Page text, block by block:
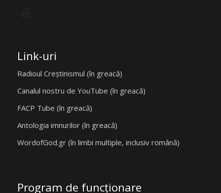
Link-uri
Radioul Creștinismul (în greacă)
Canalul nostru de YouTube (în greacă)
FACP Tube (în greacă)
Antologia imnurilor (în greacă)
WordofGod.gr (în limbi multiple, inclusiv română)
Program de funcţionare